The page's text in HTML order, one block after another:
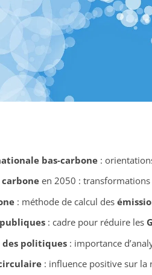
bas-carbone:
en 2050 : transformations
: méthode de calcul des
: cadre pour réduire les
des politiques: importance
: influence positive sur la